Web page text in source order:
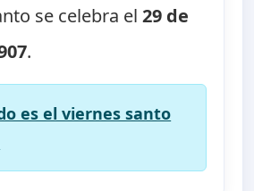
se celebra el29 de
.
es el viernes santo